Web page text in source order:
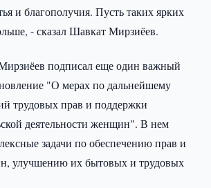
и благополучия. Пусть таких ярких
- сказал Шавкат Мирзиёев.
подписал еще один важный
"О мерах по дальнейшему
трудовых прав и поддержки
деятельности женщин". В нем
задачи по обеспечению прав и
улучшению их бытовых и трудовых